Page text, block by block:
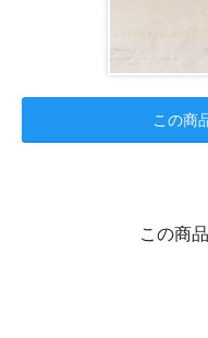
この商
この商